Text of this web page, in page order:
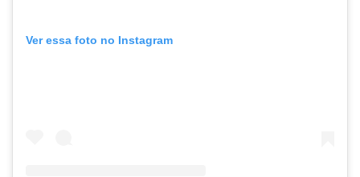
Ver essa foto no Instagram